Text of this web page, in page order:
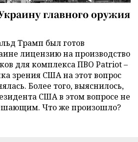
главного оружия
Трамп был готов
лицензию на производство
для комплекса ПВО Patriot –
зрения США на этот вопрос
Более того, выяснилось,
США в этом вопросе не
Что же произошло?